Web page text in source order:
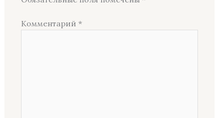
Комментарий *